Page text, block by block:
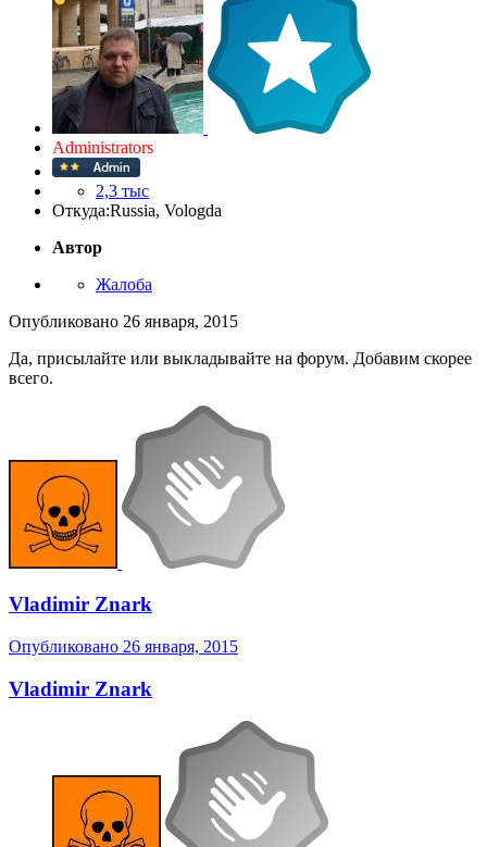
Administrators
2,3 тыс
Откуда:Russia, Vologda
Автор
Жалоба
Опубликовано 26 января, 2015
Да, присылайте или выкладывайте на форум. Добавим скорее
всего.
Vladimir Znark
Опубликовано 26 января, 2015
Vladimir Znark